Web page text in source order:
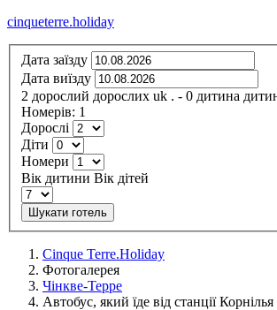
cinqueterre.holiday
Дата заїзду
Дата виїзду
2 дорослий дорослих uk . - 0 дитина
Номерів: 1
Дорослі
Діти
Номери
Вік дитини Вік дітей
Шукати готель
Cinque Terre.Holiday
Фотогалерея
Чінкве-Терре
Автобус, який їде від станції